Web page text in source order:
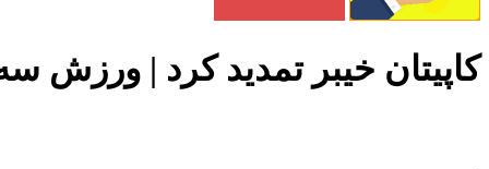
کاپیتان خیبر تمدید کرد | ورزش